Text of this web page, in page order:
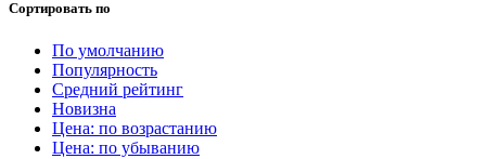
Сортировать по
По умолчанию
Популярность
Средний рейтинг
Новизна
Цена: по возрастанию
Цена: по убыванию